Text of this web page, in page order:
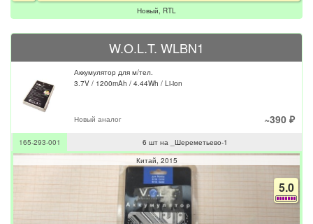
Новый, RTL
W.O.L.T. WLBN1
Аккумулятор для м/тел.
3.7V / 1200mAh / 4.44Wh / Li-ion
Новый аналог ~390 ₽
165-293-001
6 шт на _Шереметьево-1
Китай 2015
5.0